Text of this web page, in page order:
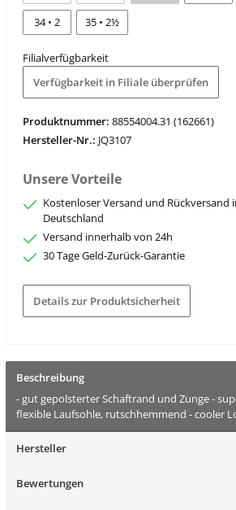
34 • 2 35 • 2½
Filialverfügbarkeit
Verfügbarkeit in Filiale überprüfen
Produktnummer: 88554004.31 (162661)
Hersteller-Nr.: JQ3107
Unsere Vorteile
Kostenloser Versand und Rückversand
Deutschland
Versand innerhalb von 24h
30 Tage Geld-Zurück-Garantie
Details zur Produktsicherheit
Beschreibung
- gut gepolsterter Schaftrand und Zunge -
flexible Laufsohle, rutschhemmend - cooler
Hersteller
Bewertungen